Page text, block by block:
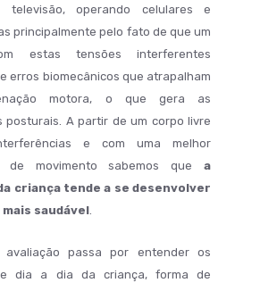
televisão, operando celulares e
principalmente pelo fato de que um
estas tensões interferentes
erros biomecânicos que atrapalham
motora, o que gera as
posturais. A partir de um corpo livre
e com uma melhor
de movimento sabemos que a
criança tende a se desenvolver
saudável.
avaliação passa por entender os
dia a dia da criança, forma de